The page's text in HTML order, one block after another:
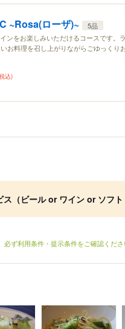
~Rosa(ローザ)~
5品
ンをお楽しみいただけるコースです。
お料理を召し上がりながらごゆっくり
込)
（ビール or ワイン or ソフト
ず利用条件・提示条件をご確認くださ